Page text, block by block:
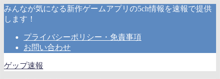
みんなが気になる新作ゲームアプリの5ch情報を速報で提供
します！
プライバシーポリシー・免責事項
お問い合わせ
ゲップ速報